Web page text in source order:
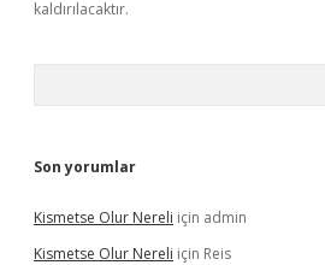
kaldırılacaktır.
Son yorumlar
Kismetse Olur Nereli için admin
Kismetse Olur Nereli için Reis